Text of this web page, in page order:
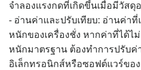
จำลองแรงกดที่เกิดขึ้นเมื่อมีวัสดุ
- อ่านค่าและปรับเทียบ: อ่านค่า
หนักของเครื่องชั่ง หากค่าที่ได้ไ
หนักมาตรฐาน ต้องทำการปรับค่
อิเล็กทรอนิกส์หรือซอฟต์แวร์ขอ